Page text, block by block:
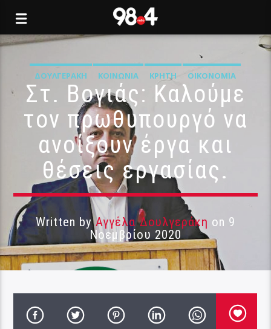
ΔΟΥΛΓΕΡΆΚΗ ΚΟΙΝΩΝΊΑ ΚΡΉΤΗ ΟΙΚΟΝΟΜΊΑ
Στ. Βογιάς: Καλούμε
τον πρωθυπουργό να
ανοίξουν έργα και
θέσεις εργασίας.
Written byΑγγέλα Δουλγεράκη on 9
Νοεμβρίου 2020